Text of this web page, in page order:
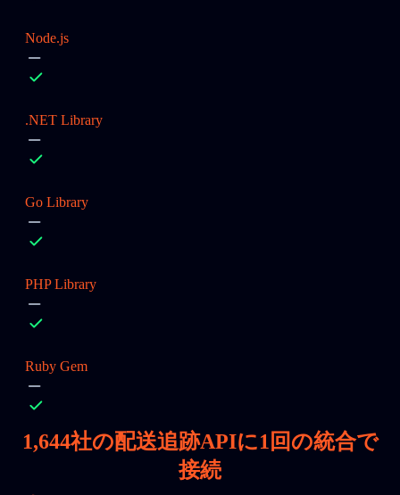
Node.js
.NET Library
Go Library
PHP Library
Ruby Gem
1,644社の配送追跡APIに1回の統合で
接続